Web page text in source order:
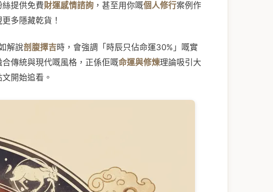
提供免費財運感情諮詢 ，甚至用你嘅個人修行案例作
多隱藏乾貨！
解說剖腹擇吉時，會強調「時辰只佔命運30%」嘅實
傳統與現代嘅風格，正係佢嘅命運與修煉理論吸引大
文開始追看。